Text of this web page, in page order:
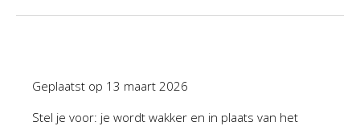
Geplaatst op 13 maart 2026
Stel je voor: je wordt wakker en in plaats van het